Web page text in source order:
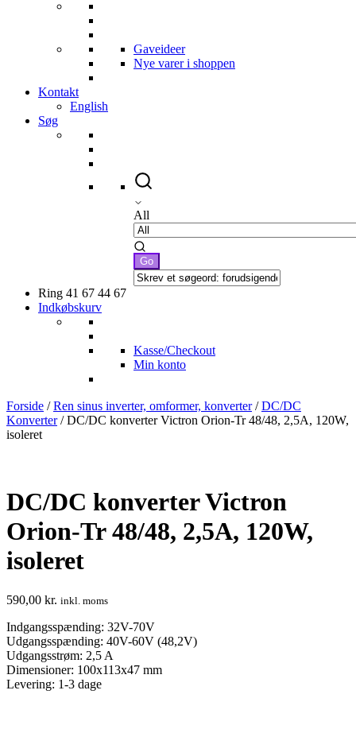
Gaveideer
Nye varer i shoppen
Kontakt
English
Søg
All
Ring 41 67 44 67
Indkøbskurv
Kasse/Checkout
Min konto
Forside /Ren sinus inverter, omformer, konverter/DC/DC
Konverter/ DC/DC konverter Victron Orion-Tr 48/48, 2,5A, 120W,
isoleret
DC/DC konverter Victron
Orion-Tr 48/48, 2,5A, 120W,
isoleret
590,00 kr. inkl. moms
Indgangsspænding: 32V-70V
Udgangsspænding: 40V-60V (48,2V)
Udgangsstrøm: 2,5 A
Dimensioner: 100x113x47 mm
Levering: 1-3 dage